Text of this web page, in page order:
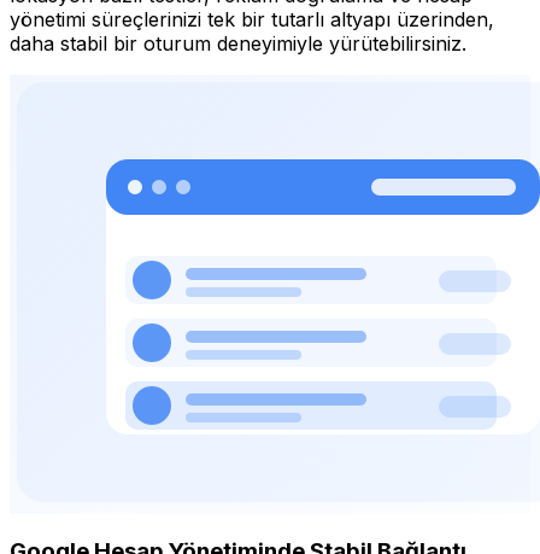
yönetimi süreçlerinizi tek bir tutarlı altyapı üzerinden,
daha stabil bir oturum deneyimiyle yürütebilirsiniz.